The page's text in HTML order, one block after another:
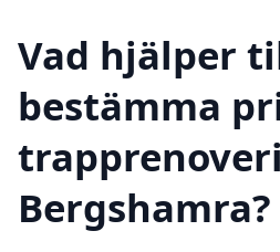
Vad hjälper
bestämma
Bergshamra?